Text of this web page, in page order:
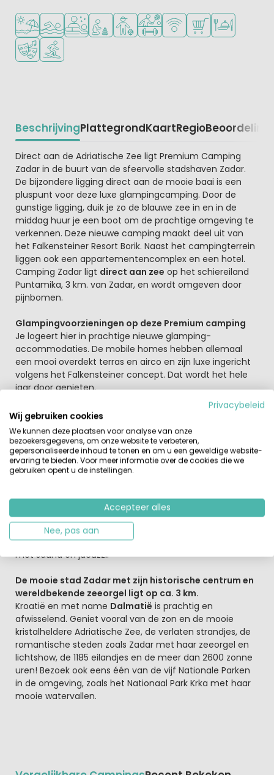
Ligt bij strand en zee
Openlucht zwembad
Wellnessfaciliteiten
Aanbevolen voor jonge kinderen
Aanbevolen voor tieners
Veel mogelijkheden om te
WiFi beschikbaar
Campingwinkel/
Restaurant of
Animatieprogramma
Watersportfaciliteiten
BeschrijvingPlattegrondKaartRegio
Beschrijving
Direct aan de Adriatische Zee ligt Premium Camping
Zadar in de buurt van de sfeervolle stadshaven Zadar.
De bijzondere ligging direct aan de mooie baai is een
pluspunt voor deze luxe glampingcamping. Door de
gunstige ligging, duik je zo de blauwe zee in en in de
middag huur je een boot om de prachtige omgeving te
verkennen. Deze nieuwe camping maakt deel uit van
het Falkensteiner Resort Borik. Naast het campingterrein
liggen ook een appartementencomplex en een hotel.
Camping Zadar ligt direct aan zee op het schiereiland
Puntamika, 3 km. van Zadar, en wordt omgeven door
pijnbomen.
Glampingvoorzieningen op deze Premium camping
Je logeert hier in prachtige nieuwe glamping-
accommodaties. De mobile homes hebben allemaal
een mooi overdekt terras en airco en zijn luxe ingericht
volgens het Falkensteiner concept. Dat wordt het hele
jaar door genieten.
Op het park vind je een mooi
met fijn
zwembad en apart kinderbad. Op het vakantiepark
wordt een leuk activiteiten programma aangeboden.
Voor de jongste bezoekers is er een Falky-Land miniclub
en tieners kunnen zich uitleven tijdens de
sporttoernooien. Ook kun je je conditie op peil houden
Verder worden er diverse watersporten aangeboden. En
in de avond smul je van een heerlijke maaltijd vanaf het
leuke terras bij het restaurant en geniet je van het
uitzicht op zee. Voor een relaxmoment bezoek je de Spa
met sauna en jacuzzi.
De mooie stad Zadar met zijn historische centrum en
wereldbekende zeeorgel ligt op ca. 3 km.
Kroatië en met name Dalmatië is prachtig en
afwisselend. Geniet vooral van de zon en de mooie
kristalheldere Adriatische Zee, de verlaten strandjes, de
romantische steden zoals Zadar met haar zeeorgel en
lichtshow, de 1185 eilandjes en de meer dan 2600 zonne
uren! Bezoek ook eens één van de vijf Nationale Parken
in de omgeving, zoals het Nationaal Park Krka met haar
mooie watervallen.
Privacybeleid
Wij gebruiken cookies
We kunnen deze plaatsen voor analyse van onze
bezoekersgegevens, om onze website te verbeteren,
gepersonaliseerde inhoud te tonen en om u een geweldige website-
ervaring te bieden. Voor meer informatie over de cookies die we
gebruiken opent u de instellingen.
Accepteer alles
Nee, pas aan